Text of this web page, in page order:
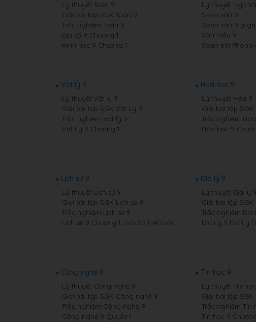
Lý thuyết Toán 9
Giải bài tập SGK Toán 9
Trắc nghiệm Toán 9
Đại số 9 Chương 1
Hình học 9 Chương 1
Lý thuyết Ngữ
Soạn văn 9
Soạn văn 9
Văn mẫu 9
Soạn bài Phong
Vật lý 9
Lý thuyết Vật lý 9
Giải bài tập SGK Vật Lý 9
Trắc nghiệm Vật lý 9
Vật Lý 9 Chương 1
Hoá học 9
Lý thuyết Hóa 9
Giải bài tập
Trắc nghiệm
Hóa học 9
Lịch sử 9
Lý thuyết Lịch sử 9
Giải bài tập SGK Lịch sử 9
Trắc nghiệm Lịch sử 9
Lịch sử 9 Chương 1 Lịch Sử Thế Giới
Địa lý 9
Lý thuyết Địa lý 9
Giải bài tập
Trắc nghiệm Địa
Địa Lý 9 Địa Lý
Công nghệ 9
Lý thuyết Công nghệ 9
Giải bài tập SGK Công nghệ 9
Trắc nghiệm Công nghệ 9
Công nghệ 9 Quyển 1
Tin học 9
Lý thuyết Tin
Giải bài tập SGK
Trắc nghiệm Tin
Tin học 9